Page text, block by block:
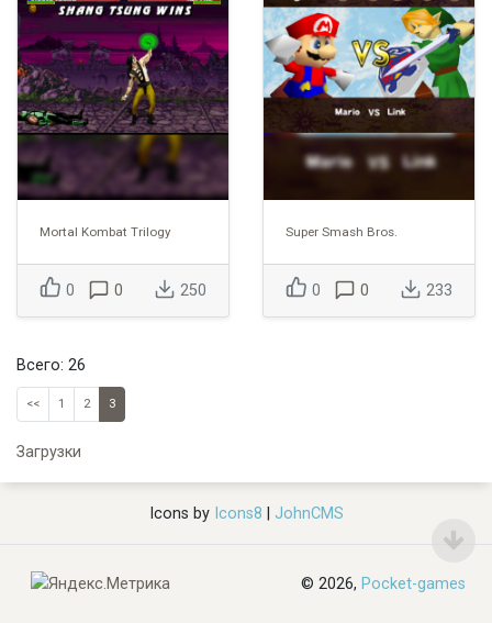
Mortal Kombat Trilogy
0 0 250
Super Smash Bros.
0 0 233
Всего: 26
<< 1 2 3
Загрузки
Icons byIcons8 JohnCMS
© 2026, Pocket-games